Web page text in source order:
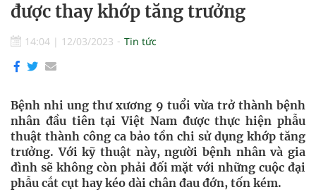
được thay khớp tăng trưởng
14:04 | 12/03/2023 Tin tức
Bệnh nhi ung thư xương 9 tuổi vừa trở thành bệnh
nhân đầu tiên tại Việt Nam được thực hiện phẫu
thuật thành công ca bảo tồn chi sử dụng khớp tăng
trưởng. Với kỹ thuật này, người bệnh nhân và gia
đình sẽ không còn phải đối mặt với những cuộc đại
phẫu cắt cụt hay kéo dài chân đau đớn, tốn kém.